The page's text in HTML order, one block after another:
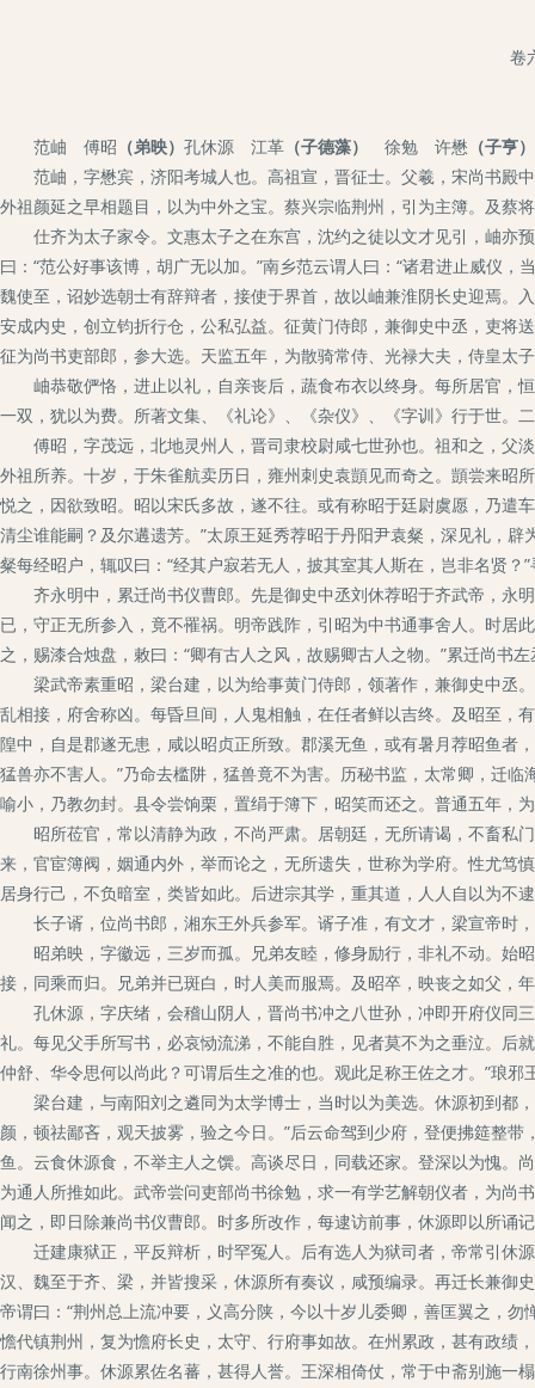
卷
范岫 傅昭 （弟映） 孔休源 江革 （子德藻） 徐勉 许懋 （子亨）
范岫，字懋宾，济阳考城人也。高祖宣，晋征士。父羲，宋尚书殿
外祖颜延之早相题目，以为中外之宝。蔡兴宗临荆州，引为主簿。及蔡
仕齐为太子家令。文惠太子之在东宫，沈约之徒以文才见引，岫亦
曰：“范公好事该博，胡广无以加。”南乡范云谓人曰：“诸君进止威仪
魏使至，诏妙选朝士有辞辩者，接使于界首，故以岫兼淮阴长史迎焉。
安成内史，创立钧折行仓，公私弘益。征黄门侍郎，兼御史中丞，吏将
征为尚书吏部郎，参大选。天监五年，为散骑常侍、光禄大夫，侍皇太
岫恭敬俨恪，进止以礼，自亲丧后，蔬食布衣以终身。每所居官，
一双，犹以为费。所著文集、《礼论》、《杂仪》、《字训》行于世。
傅昭，字茂远，北地灵州人，晋司隶校尉咸七世孙也。祖和之，父
外祖所养。十岁，于朱雀航卖历日，雍州刺史袁顗见而奇之。顗尝来昭
悦之，因欲致昭。昭以宋氏多故，遂不往。或有称昭于廷尉虞愿，乃遣
清尘谁能嗣？及尔遘遗芳。”太原王延秀荐昭于丹阳尹袁粲，深见礼，
粲每经昭户，辄叹曰：“经其户寂若无人，披其室其人斯在，岂非名贤？
齐永明中，累迁尚书仪曹郎。先是御史中丞刘休荐昭于齐武帝，永
已，守正无所参入，竟不罹祸。明帝践阼，引昭为中书通事舍人。时
之，赐漆合烛盘，敕曰：“卿有古人之风，故赐卿古人之物。”累迁尚书左
梁武帝素重昭，梁台建，以为给事黄门侍郎，领著作，兼御史中丞
乱相接，府舍称凶。每昏旦间，人鬼相触，在任者鲜以吉终。及昭至，
隍中，自是郡遂无患，咸以昭贞正所致。郡溪无鱼，或有暑月荐昭鱼者
猛兽亦不害人。”乃命去槛阱，猛兽竟不为害。历秘书监，太常卿，迁
喻小，乃教勿封。县令尝饷栗，置绢于簿下，昭笑而还之。普通五年，
昭所莅官，常以清静为政，不尚严肃。居朝廷，无所请谒，不畜私
来，官宦簿阀，姻通内外，举而论之，无所遗失，世称为学府。性尤笃
居身行己，不负暗室，类皆如此。后进宗其学，重其道，人人自以为不
长子谞，位尚书郎，湘东王外兵参军。谞子准，有文才，梁宣帝时
昭弟映，字徽远，三岁而孤。兄弟友睦，修身励行，非礼不动。始
接，同乘而归。兄弟并已斑白，时人美而服焉。及昭卒，映丧之如父，
孔休源，字庆绪，会稽山阴人，晋尚书冲之八世孙，冲即开府仪同
礼。每见父手所写书，必哀恸流涕，不能自胜，见者莫不为之垂泣。后
仲舒、华令思何以尚此？可谓后生之准的也。观此足称王佐之才。”琅
梁台建，与南阳刘之遴同为太学博士，当时以为美选。休源初到都
颜，顿祛鄙吝，观天披雾，验之今日。”后云命驾到少府，登便拂筵整
鱼。云食休源食，不举主人之馔。高谈尽日，同载还家。登深以为愧。
为通人所推如此。武帝尝问吏部尚书徐勉，求一有学艺解朝仪者，为尚
闻之，即日除兼尚书仪曹郎。时多所改作，每逮访前事，休源即以所诵
迁建康狱正，平反辩析，时罕冤人。后有选人为狱司者，帝常引休
汉、魏至于齐、梁，并皆搜采，休源所有奏议，咸预编录。再迁长兼御
帝谓曰：“荆州总上流冲要，义高分陕，今以十岁儿委卿，善匡翼之，
憺代镇荆州，复为憺府长史，太守、行府事如故。在州累政，甚有政绩
行南徐州事。休源累佐名蕃，甚得人誉。王深相倚仗，常于中斋别施一